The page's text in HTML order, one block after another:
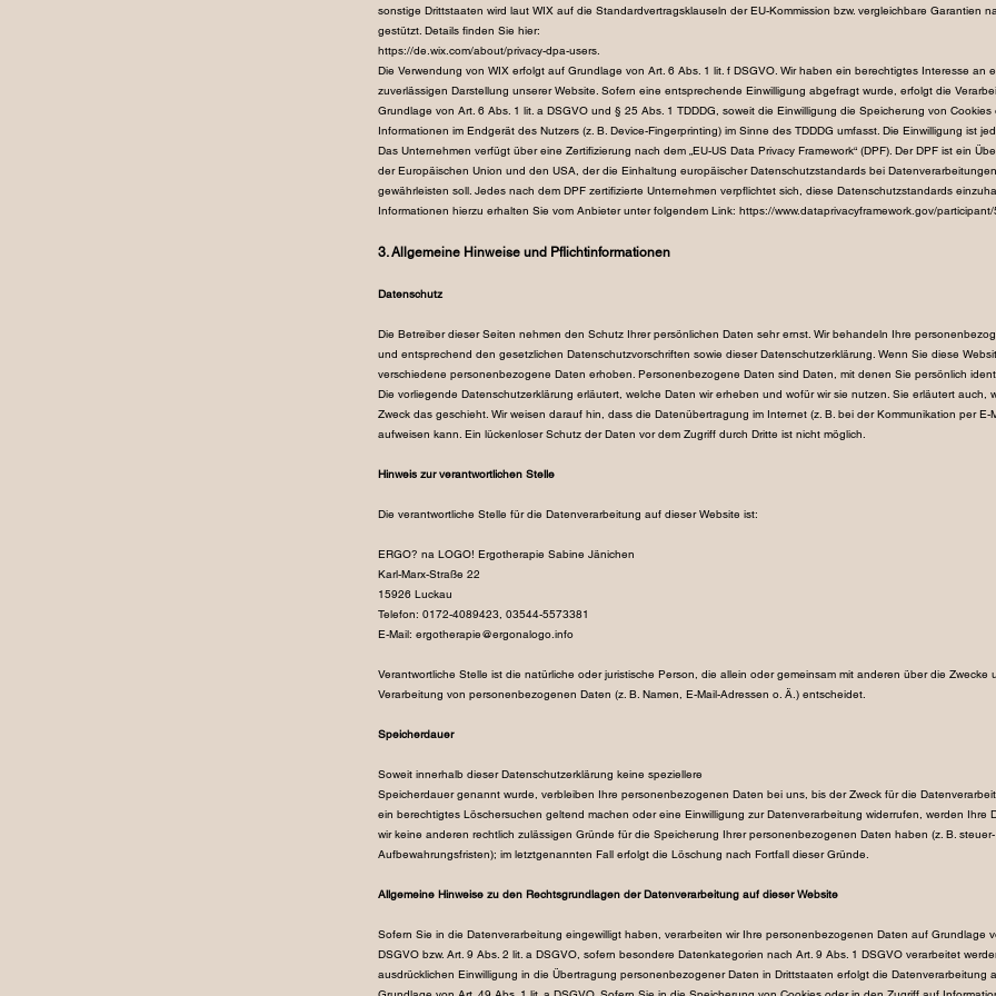
sonstige Drittstaaten wird laut WIX auf die Standardvertragsklauseln der EU-Kommission bzw. vergleichbare Garantien
gestützt. Details finden Sie hier:
https://de.wix.com/about/privacy-dpa-users.
Die Verwendung von WIX erfolgt auf Grundlage von Art. 6 Abs. 1 lit. f DSGVO. Wir haben ein berechtigtes Interesse an
zuverlässigen Darstellung unserer Website. Sofern eine entsprechende Einwilligung abgefragt wurde, erfolgt die
Grundlage von Art. 6 Abs. 1 lit. a DSGVO und § 25 Abs. 1 TDDDG, soweit die Einwilligung die Speicherung von
Informationen im Endgerät des Nutzers (z. B. Device-Fingerprinting) im Sinne des TDDDG umfasst. Die Einwilligung ist
Das Unternehmen verfügt über eine Zertifizierung nach dem „EU-US Data Privacy Framework“ (DPF). Der DPF ist ein
der Europäischen Union und den USA, der die Einhaltung europäischer Datenschutzstandards bei
gewährleisten soll. Jedes nach dem DPF zertifizierte Unternehmen verpflichtet sich, diese Datenschutzstandards
Informationen hierzu erhalten Sie vom Anbieter unter folgendem Link: https://www.dataprivacyframework.gov/
3. Allgemeine Hinweise und Pflichtinformationen
Datenschutz
Die Betreiber dieser Seiten nehmen den Schutz Ihrer persönlichen Daten sehr ernst. Wir behandeln Ihre
und entsprechend den gesetzlichen Datenschutzvorschriften sowie dieser Datenschutzerklärung. Wenn Sie diese
verschiedene personenbezogene Daten erhoben. Personenbezogene Daten sind Daten, mit denen Sie persönlich
Die vorliegende Datenschutzerklärung erläutert, welche Daten wir erheben und wofür wir sie nutzen. Sie erläutert auch,
Zweck das geschieht. Wir weisen darauf hin, dass die Datenübertragung im Internet (z. B. bei der Kommunikation per E-
aufweisen kann. Ein lückenloser Schutz der Daten vor dem Zugriff durch Dritte ist nicht möglich.
Hinweis zur verantwortlichen Stelle
Die verantwortliche Stelle für die Datenverarbeitung auf dieser Website ist:
ERGO? na LOGO! Ergotherapie Sabine Jänichen
Karl-Marx-Straße 22
15926 Luckau
Telefon: 0172-4089423, 03544-5573381
E-Mail: ergotherapie@ergonalogo.info
Verantwortliche Stelle ist die natürliche oder juristische Person, die allein oder gemeinsam mit anderen über die Zwecke
Verarbeitung von personenbezogenen Daten (z. B. Namen, E-Mail-Adressen o. Ä.) entscheidet.
Speicherdauer
Soweit innerhalb dieser Datenschutzerklärung keine speziellere
Speicherdauer genannt wurde, verbleiben Ihre personenbezogenen Daten bei uns, bis der Zweck für die
ein berechtigtes Löschersuchen geltend machen oder eine Einwilligung zur Datenverarbeitung widerrufen, werden Ihre
wir keine anderen rechtlich zulässigen Gründe für die Speicherung Ihrer personenbezogenen Daten haben (z. B.
Aufbewahrungsfristen); im letztgenannten Fall erfolgt die Löschung nach Fortfall dieser Gründe.
Allgemeine Hinweise zu den Rechtsgrundlagen der Datenverarbeitung auf dieser Website
Sofern Sie in die Datenverarbeitung eingewilligt haben, verarbeiten wir Ihre personenbezogenen Daten auf Grundlage
DSGVO bzw. Art. 9 Abs. 2 lit. a DSGVO, sofern besondere Datenkategorien nach Art. 9 Abs. 1 DSGVO verarbeitet
ausdrücklichen Einwilligung in die Übertragung personenbezogener Daten in Drittstaaten erfolgt die Datenverarbeitung